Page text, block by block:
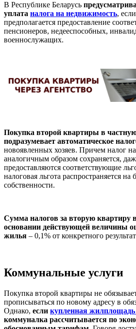
В Республике Беларусь
уплата налога на недвижимость,
предполагается предоставление
пенсионеров, недееспособных,
военнослужащих.
Покупка второй квартиры в частную
подразумевает автоматическое
новоявленных хозяев. Причем налог
аналогичным образом сохраняется,
предоставляются соответствующие
налоговая льгота распространяется на
собственности.
Сумма налогов за вторую квартиру
основании действующей величины
жилья – 0,1% от конкретного
Коммунальные услуги
Покупка второй квартиры не
прописываться по новому адресу в
Однако, если купленная жилплощадь
коммуналка рассчитывается по